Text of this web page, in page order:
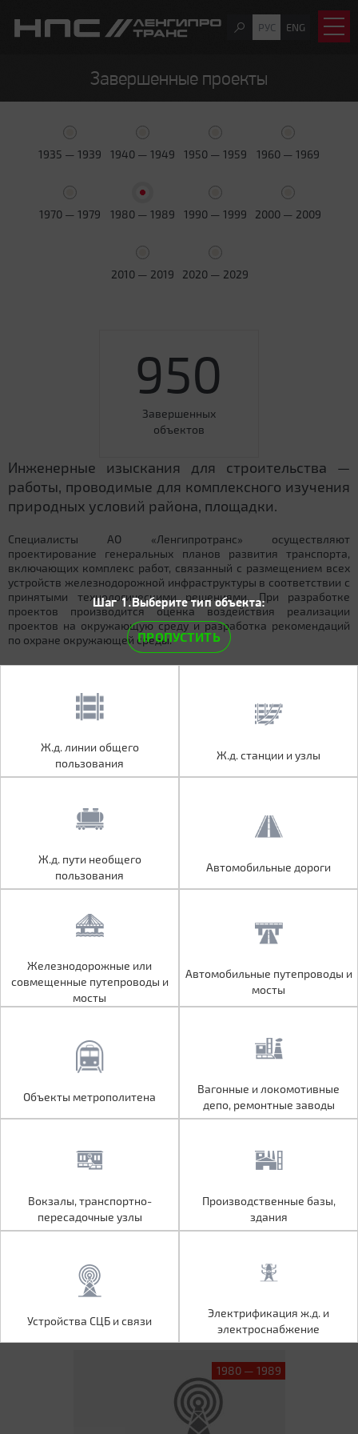
РУС ENG
Завершенные проекты
1935 — 1939 1940 — 1949 1950 — 1959 1960 — 1969
1970 — 1979 1980 — 1989 1990 — 1999 2000 — 2009
2010 — 2019 2020 — 2029
950
Завершенных
объектов
Инженерные изыскания для строительства —
работы, проводимые для комплексного изучения
природных условий района, площадки.
Специалисты АО «Ленгипротранс» осуществляют
проектирование генеральных планов развития транспорта,
включающих комплекс работ, связанный с размещением всех
устройств железнодорожной инфраструктуры в соответствии с
принятыми технологическими решениями. При разработке
проектов производится оценка воздействия реализации
проектов на окружающую среду и разработка рекомендаций
по охране окружающей среды.
Ж.д. линии общего
пользования
Ж.д. пути необщего
пользования
Автомобильные дороги
Железнодорожные или
совмещенные путепроводы и
мосты
Автомобильные путепроводы и
мосты
Вагонные и локомотивные
Вокзалы, транспортно-
пересадочные узлы
Производственные базы,
Электрификация ж.д. и
электроснабжение
Шаг 1.Выберите тип объекта:
ПРОПУСТИТЬ
Ж.д. линии общего
пользования
Ж.д. станции и узлы
Ж.д. пути необщего
пользования
Автомобильные дороги
Железнодорожные или
совмещенные путепроводы и
мосты
Автомобильные путепроводы и
мосты
Объекты метрополитена
Вагонные и локомотивные
депо, ремонтные заводы
Вокзалы, транспортно-
пересадочные узлы
Производственные базы,
здания
Устройства СЦБ и связи
Электрификация ж.д. и
электроснабжение
1980 — 1989